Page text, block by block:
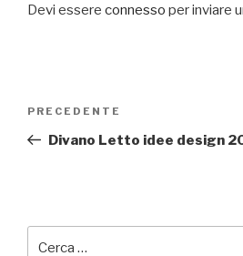
Devi essere connesso per inviare
Articolo
precedente:
PRECEDENTE
Divano Letto idee design